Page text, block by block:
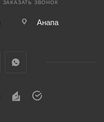
ЗАКАЗАТЬ ЗВОНОК
Анапа